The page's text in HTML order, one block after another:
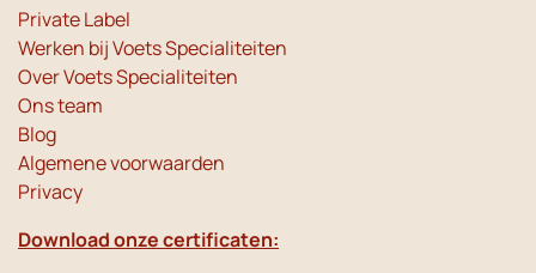
Private Label
Werken bij Voets Specialiteiten
Over Voets Specialiteiten
Ons team
Blog
Algemene voorwaarden
Privacy
Download onze certificaten: